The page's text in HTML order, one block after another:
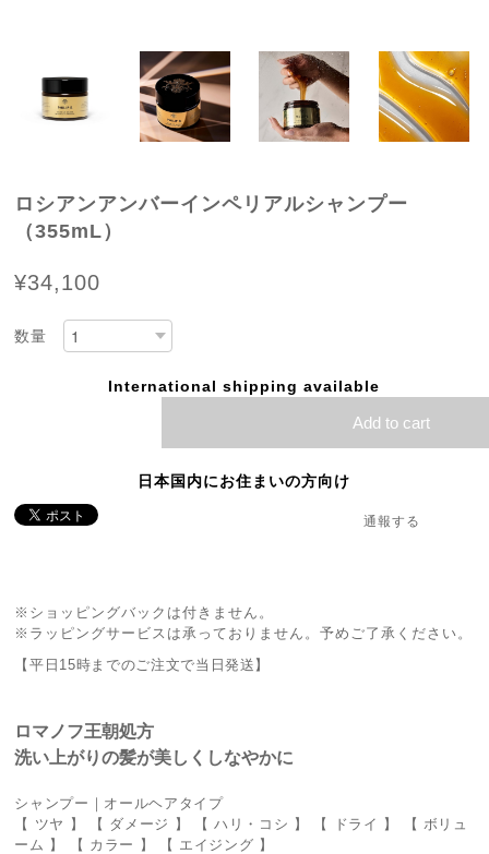
ロシアンアンバーインペリアルシャンプー
（355mL）
¥34,100
数量
International shipping available
Add to cart
日本国内にお住まいの方向け
通報する
※ショッピングバックは付きません。
※ラッピングサービスは承っておりません。予めご了承ください。
【平日15時までのご注文で当日発送】
ロマノフ王朝処方
洗い上がりの髪が美しくしなやかに
シャンプー｜オールヘアタイプ
【 ツヤ 】 【 ダメージ 】 【 ハリ・コシ 】 【 ドライ 】 【 ボリュ
ーム 】 【 カラー 】 【 エイジング 】